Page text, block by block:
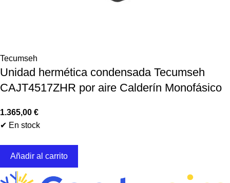
Tecumseh
Unidad hermética condensada Tecumseh
CAJT4517ZHR por aire Calderín Monofásico
1.365,00 €
✔ En stock
Añadir al carrito